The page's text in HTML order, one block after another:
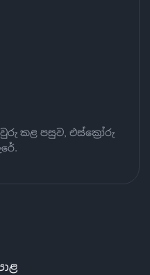
කළ පසුව, එස්ක්‍රෝරු